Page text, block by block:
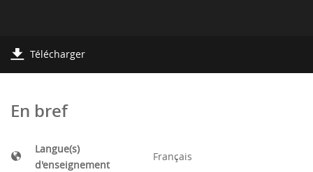
Télécharger
En bref
Langue(s)
d'enseignement
Français